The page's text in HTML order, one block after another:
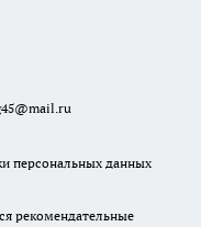
персональных данных
рекомендательные